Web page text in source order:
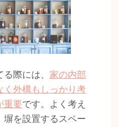
際には、 家の内部
く外構もしっかり考
重要です。よく考え
塀を設置するスペー